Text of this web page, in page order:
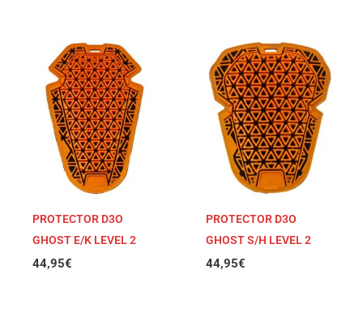
PROTECTOR D3O
GHOST E/K LEVEL 2
44,95€
PROTECTOR D3O
GHOST S/H LEVEL 2
44,95€